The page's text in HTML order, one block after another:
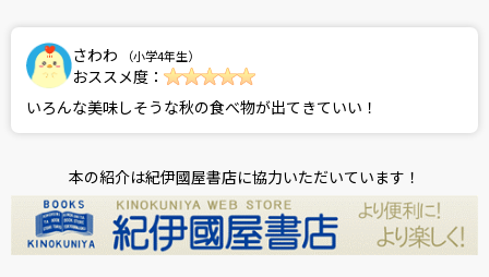
さわわ （小学4年生）
おススメ度：
いろんな美味しそうな秋の食べ物が出てきていい！
本の紹介は紀伊國屋書店に協力いただいています！